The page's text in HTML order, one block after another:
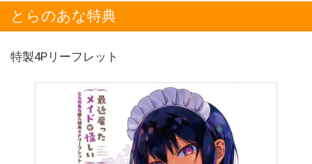
とらのあな特典
特製4Pリーフレット